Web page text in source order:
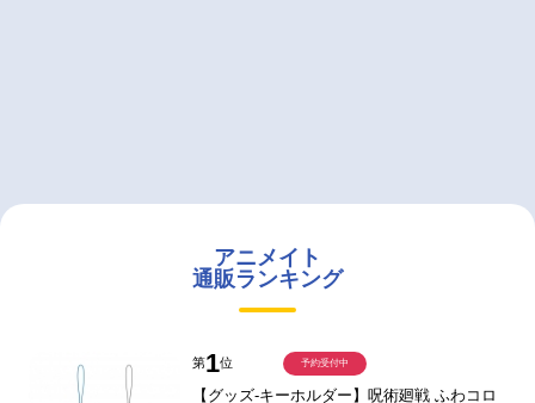
アニメイト
通販ランキング
第1位
【グッズ-キーホルダー】呪術廻戦 ふわコロ
予約受付中